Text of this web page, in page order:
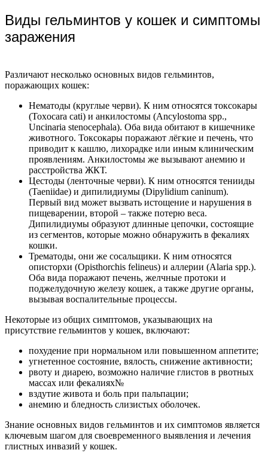
Виды гельминтов у кошек и симптомы
заражения
Различают несколько основных видов гельминтов,
поражающих кошек:
Нематоды (круглые черви). К ним относятся токсокары
(Toxocara cati) и анкилостомы (Ancylostoma spp.,
Uncinaria stenocephala). Оба вида обитают в кишечнике
животного. Токсокары поражают лёгкие и печень, что
приводит к кашлю, лихорадке или иным клиническим
проявлениям. Анкилостомы же вызывают анемию и
расстройства ЖКТ.
Цестоды (ленточные черви). К ним относятся тенииды
(Taeniidae) и дипилидиумы (Dipylidium caninum).
Первый вид может вызвать истощение и нарушения в
пищеварении, второй – также потерю веса.
Дипилидиумы образуют длинные цепочки, состоящие
из сегментов, которые можно обнаружить в фекалиях
кошки.
Трематоды, они же сосальщики. К ним относятся
описторхи (Opisthorchis felineus) и аллерии (Alaria spp.).
Оба вида поражают печень, желчные протоки и
поджелудочную железу кошек, а также другие органы,
вызывая воспалительные процессы.
Некоторые из общих симптомов, указывающих на
присутствие гельминтов у кошек, включают:
похудение при нормальном или повышенном аппетите;
угнетенное состояние, вялость, снижение активности;
рвоту и диарею, возможно наличие глистов в рвотных
массах или фекалиях№
вздутие живота и боль при пальпации;
анемию и бледность слизистых оболочек.
Знание основных видов гельминтов и их симптомов является
ключевым шагом для своевременного выявления и лечения
глистных инвазий у кошек.